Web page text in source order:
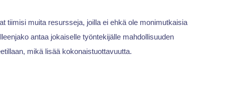
tiimisi muita resursseja, joilla ei ehkä ole monimutkaisia
antaa jokaiselle työntekijälle mahdollisuuden
mikä lisää kokonaistuottavuutta.